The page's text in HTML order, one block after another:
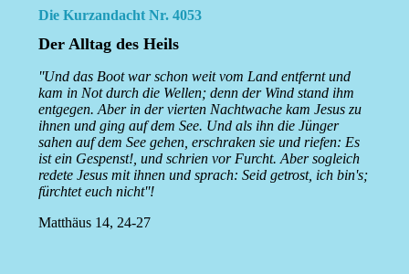
Die Kurzandacht Nr. 4053
Der Alltag des Heils
''Und das Boot war schon weit vom Land entfernt und
kam in Not durch die Wellen; denn der Wind stand ihm
entgegen. Aber in der vierten Nachtwache kam Jesus zu
ihnen und ging auf dem See. Und als ihn die Jünger
sahen auf dem See gehen, erschraken sie und riefen: Es
ist ein Gespenst!, und schrien vor Furcht. Aber sogleich
redete Jesus mit ihnen und sprach: Seid getrost, ich bin's;
fürchtet euch nicht''!
Matthäus 14, 24-27